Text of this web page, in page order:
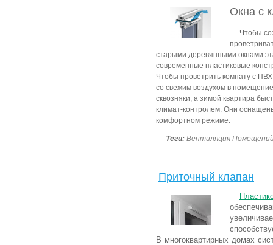
Окна с
Чтобы
старыми деревянными окнами
современные пластиковые
Чтобы проветрить комнату с
со свежим воздухом в
сквозняки, а зимой квартира
климат-контролем. Они
комфортном режиме.
Теги: Вентиляция
Приточный клапан
В многоквартирных домах